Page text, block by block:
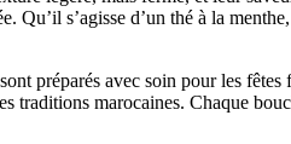
Qu’il s’agisse d’un thé à la
préparés avec soin pour les
marocaines. Chaque